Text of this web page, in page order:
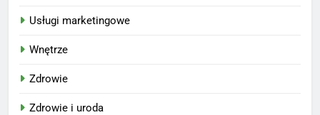
Usługi marketingowe
Wnętrze
Zdrowie
Zdrowie i uroda